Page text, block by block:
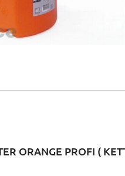
ORANGE PROFI (